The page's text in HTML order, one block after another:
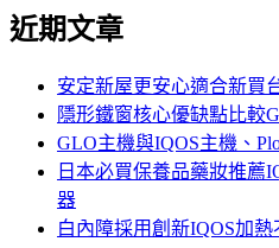
關
近期文章
安定新屋更安心適合新買
隱形鐵窗核心優缺點比較
GLO主機與IQOS主機、
日本必買保養品藥妝推薦
器
白內障採用創新IQOS加